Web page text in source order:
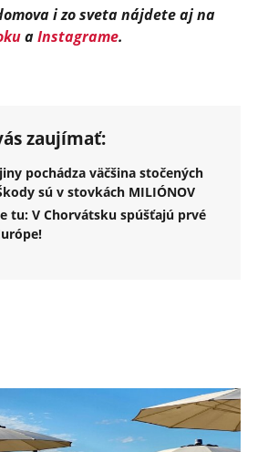
i zo sveta nájdete aj na
aInstagrame.
zaujímať:
pochádza väčšina stočených
sú v stovkách MILIÓNOV
tu: V Chorvátsku spúšťajú prvé